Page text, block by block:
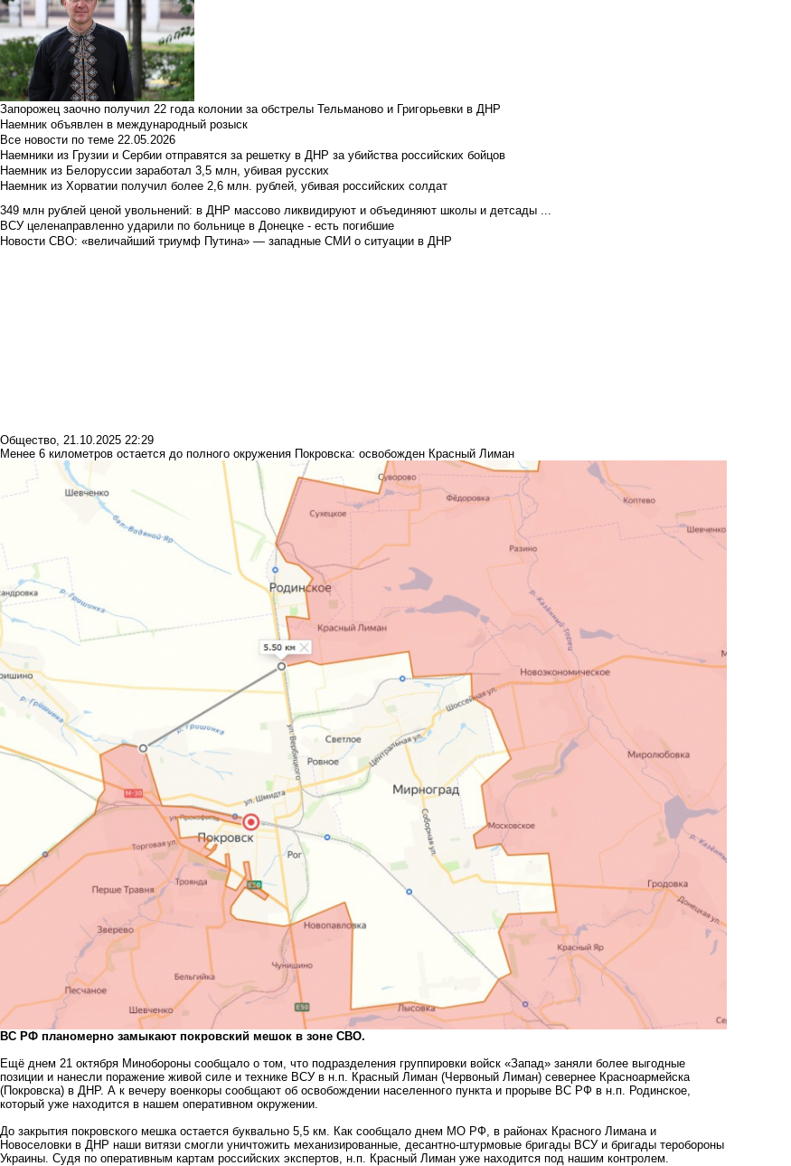
Запорожец заочно получил 22 года колонии за обстрелы Тельманово и Григорьевки в ДНР
Наемник объявлен в международный розыск
Все новости по теме 22.05.2026
Наемники из Грузии и Сербии отправятся за решетку в ДНР за убийства российских бойцов
Наемник из Белоруссии заработал 3,5 млн, убивая русских
Наемник из Хорватии получил более 2,6 млн. рублей, убивая российских солдат
349 млн рублей ценой увольнений: в ДНР массово ликвидируют и объединяют школы и детсады ...
ВСУ целенаправленно ударили по больнице в Донецке - есть погибшие
Новости СВО: «величайший триумф Путина» — западные СМИ о ситуации в ДНР
Общество 21.10.2025 22:29
Менее 6 километров остается до полного окружения Покровска: освобожден Красный Лиман
ВС РФ планомерно замыкают покровский мешок в зоне СВО.
Ещё днем 21 октября Минобороны сообщало о том, что подразделения группировки войск «Запад» заняли более выгодные
позиции и нанесли поражение живой силе и технике ВСУ в н.п. Красный Лиман (Червоный Лиман) севернее Красноармейска
(Покровска) в ДНР. А к вечеру военкоры сообщают об освобождении населенного пункта и прорыве ВС РФ в н.п. Родинское,
который уже находится в нашем оперативном окружении.
До закрытия покровского мешка остается буквально 5,5 км. Как сообщало днем МО РФ, в районах Красного Лимана и
Новоселовки в ДНР наши витязи смогли уничтожить механизированные, десантно-штурмовые бригады ВСУ и бригады теробороны
Украины. Судя по оперативным картам российских экспертов, н.п. Красный Лиман уже находится под нашим контролем.